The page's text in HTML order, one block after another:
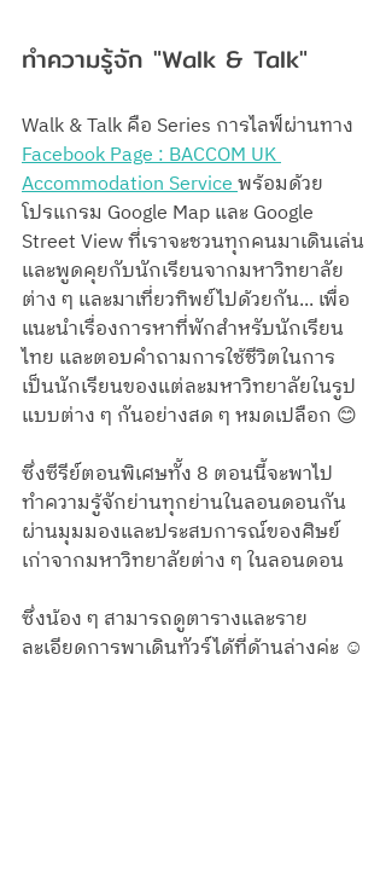
ทำความรู้จัก "Walk & Talk"
Walk & Talk คือ Series การไลฟ์ผ่านทาง
Facebook Page : BACCOM UK
Accommodation Service พร้อมด้วย
โปรแกรม Google Map และ Google
Street View ที่เราจะชวนทุกคนมาเดินเล่น
และพูดคุยกับนักเรียนจากมหาวิทยาลัย
ต่าง ๆ และมาเที่ยวทิพย์ไปด้วยกัน... เพื่อ
แนะนำเรื่องการหาที่พักสำหรับนักเรียน
ไทย และตอบคำถามการใช้ชีวิตในการ
เป็นนักเรียนของแต่ละมหาวิทยาลัยในรูป
แบบต่าง ๆ กันอย่างสด ๆ หมดเปลือก 😊
ซึ่งซีรีย์ตอนพิเศษทั้ง 8 ตอนนี้จะพาไป
ทำความรู้จักย่านทุกย่านในลอนดอนกัน
ผ่านมุมมองและประสบการณ์ของศิษย์
เก่าจากมหาวิทยาลัยต่าง ๆ ในลอนดอน
ซึ่งน้อง ๆ สามารถดูตารางและราย
ละเอียดการพาเดินทัวร์ได้ที่ด้านล่างค่ะ ☺️